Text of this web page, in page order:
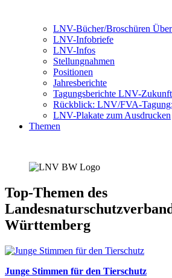
LNV-Bücher/Broschüren
LNV-Infobriefe
LNV-Infos
Stellungnahmen
Positionen
Jahresberichte
Tagungsberichte LNV-
Rückblick: LNV/FVA-
LNV-Plakate zum Ausdrucken
Themen
Top-Themen des
Württemberg
Junge Stimmen für den Tierschutz